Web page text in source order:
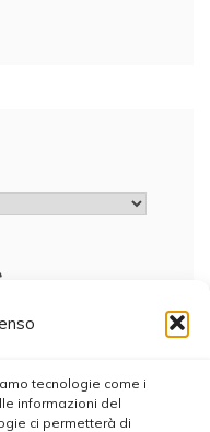
tecnologie come i
informazioni del
ci permetterà di